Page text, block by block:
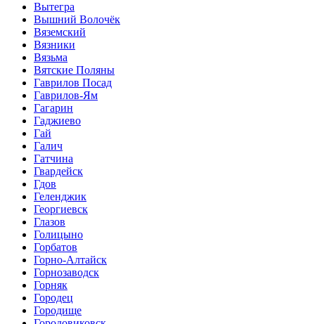
Вытегра
Вышний Волочёк
Вяземский
Вязники
Вязьма
Вятские Поляны
Гаврилов Посад
Гаврилов-Ям
Гагарин
Гаджиево
Гай
Галич
Гатчина
Гвардейск
Гдов
Геленджик
Георгиевск
Глазов
Голицыно
Горбатов
Горно-Алтайск
Горнозаводск
Горняк
Городец
Городище